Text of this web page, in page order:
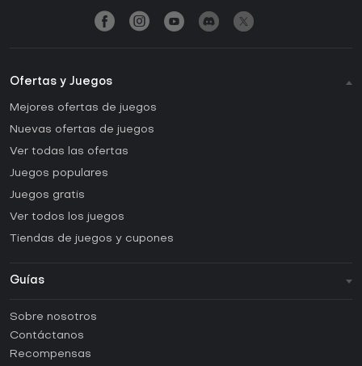
Ofertas y Juegos
Mejores ofertas de juegos
Nuevas ofertas de juegos
Ver todas las ofertas
Juegos populares
Juegos gratis
Ver todos los juegos
Tiendas de juegos y cupones
Guías
Guías y tutoriales
¿Cómo activar una CD Key de Steam?
Sobre nosotros
Contáctanos
Recompensas